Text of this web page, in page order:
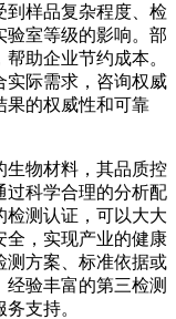
到样品复杂程度、检
验室等级的影响。部
助企业节约成本。
实际需求，咨询权威
果的权威性和可靠
生物材料，其品质控
过科学合理的分析配
检测认证，可以大大
全，实现产业的健康
测方案、标准依据或
验丰富的第三检测
支持。